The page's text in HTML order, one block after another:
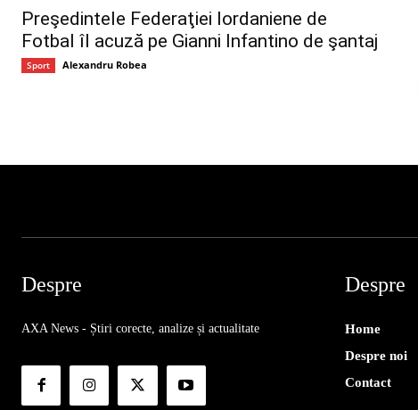
Preşedintele Federaţiei Iordaniene de
Fotbal îl acuză pe Gianni Infantino de şantaj
Sport Alexandru Robea
Despre
AXA News - Știri corecte, analize și actualitate
Despre
Home
Despre noi
Contact